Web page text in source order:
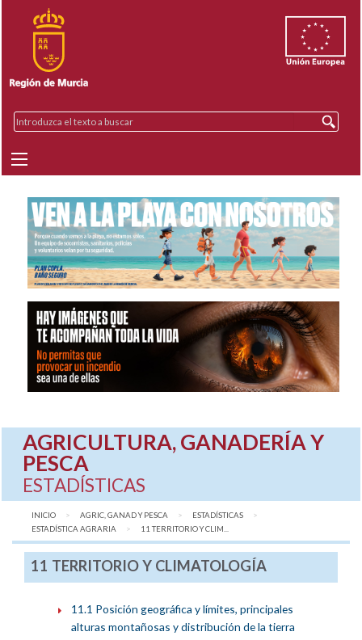
AGRICULTURA, GANADERÍA Y
PESCA
ESTADÍSTICAS
INICIO AGRIC, GANAD Y PESCA
ESTADÍSTICAS
ESTADÍSTICA AGRARIA
AQUÍ:
11 TERRITORIO Y CLIM...
11 TERRITORIO Y CLIMATOLOGÍA
11.1 Posición geográfica y límites, principales
alturas montañosas y distribución de la tierra